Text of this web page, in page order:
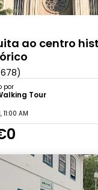
ao centro
por
Tour
11:00 AM